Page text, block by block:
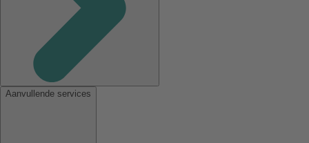
Aanvullende services